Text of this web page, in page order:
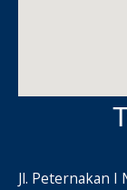
Jl. Peternakan I